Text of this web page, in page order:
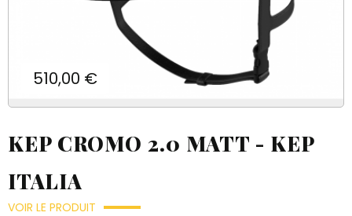
Prix
510,00 €
KEP CROMO 2.0 MATT - KEP
ITALIA
VOIR LE PRODUIT